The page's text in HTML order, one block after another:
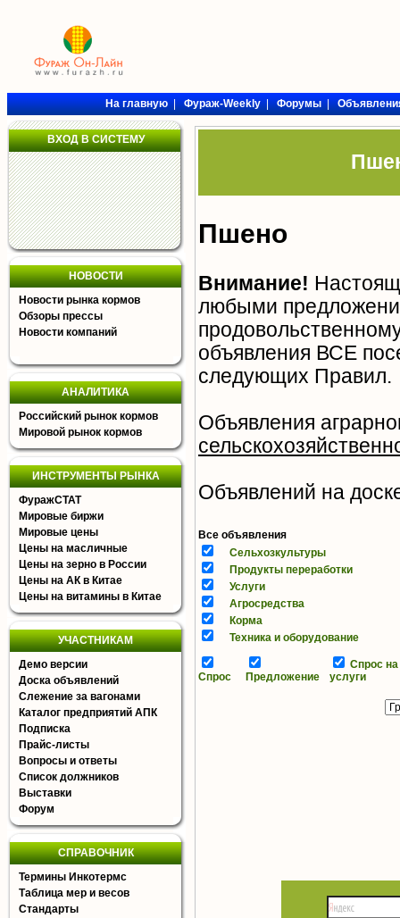
На главную|Фураж-Weekly|Форумы|
ВХОД В СИСТЕМУ
НОВОСТИ
Новости рынка кормов
Обзоры прессы
Новости компаний
АНАЛИТИКА
Российский рынок кормов
Мировой рынок кормов
ИНСТРУМЕНТЫ РЫНКА
ФуражСТАТ
Мировые биржи
Мировые цены
Цены на масличные
Цены на зерно в России
Цены на АК в Китае
Цены на витамины в Китае
УЧАСТНИКАМ
Демо версии
Доска объявлений
Слежение за вагонами
Каталог предприятий АПК
Подписка
Прайс-листы
Вопросы и ответы
Список должников
Выставки
Форум
СПРАВОЧНИК
Термины Инкотермс
Таблица мер и весов
Стандарты
Пшено
Внимание!
любыми
объявления ВСЕ
следующих Правил.
Объявления
Объявлений на
Все объявления
Сельхозкультуры
Продукты переработки
Услуги
Агросредства
Корма
Техника и оборудование
Спрос Предложение
Спрос на
услуги